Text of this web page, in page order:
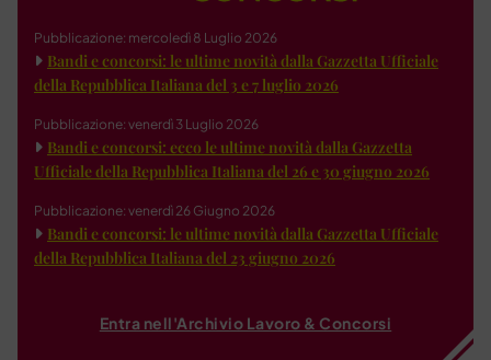
Pubblicazione: mercoledì 8 Luglio 2026
Bandi e concorsi: le ultime novità dalla Gazzetta Ufficiale
della Repubblica Italiana del 3 e 7 luglio 2026
Pubblicazione: venerdì 3 Luglio 2026
Bandi e concorsi: ecco le ultime novità dalla Gazzetta
Ufficiale della Repubblica Italiana del 26 e 30 giugno 2026
Pubblicazione: venerdì 26 Giugno 2026
Bandi e concorsi: le ultime novità dalla Gazzetta Ufficiale
della Repubblica Italiana del 23 giugno 2026
Entra nell'Archivio Lavoro & Concorsi